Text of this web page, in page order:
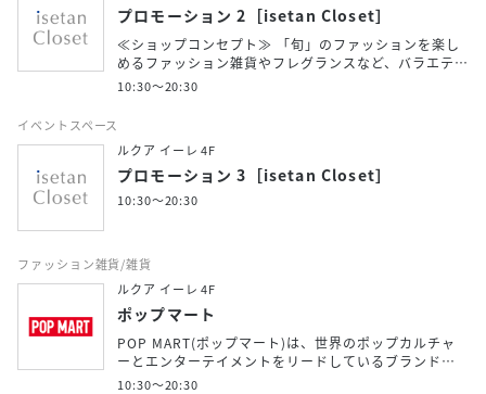
プロモーション 2［isetan Closet］
≪ショップコンセプト≫ 「旬」のファッションを楽し
めるファッション雑貨やフレグランスなど、バラエテ…
10:30～20:30
イベントスペース
ルクア イーレ 4F
プロモーション 3［isetan Closet］
10:30～20:30
ファッション雑貨/雑貨
ルクア イーレ 4F
ポップマート
POP MART(ポップマート)は、世界のポップカルチャ
ーとエンターテイメントをリードしているブランド…
10:30～20:30